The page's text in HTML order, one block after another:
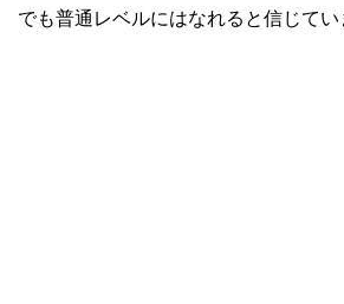
でも普通レベルにはなれると信じてい